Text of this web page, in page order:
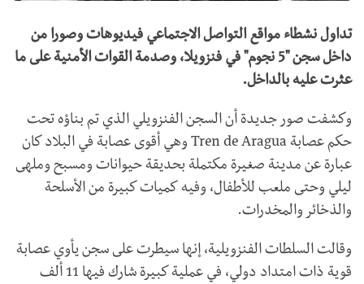
تداول نشطاء مواقع التواصل الاجتماعي فيديوهات وصورا من
داخل سجن "5 نجوم" في فنزويلا، وصدمة القوات الأمنية على ما
عثرت عليه بالداخل.
وكشفت صور جديدة أن السجن الفنزويلي الذي تم بناؤه تحت
حكم عصابة Tren de Aragua وهي
أقوى عصابة في البلاد كان
عبارة عن مدينة صغيرة مكتملة بحديقة حيوانات ومسبح وملهى
ليلي وحتى ملعب للأطفال، وفيه كميات كبيرة من الأسلحة
والذخائر والمخدرات.
وقالت السلطات الفنزويلية، إنها سيطرت على سجن يأوي عصابة
قوية ذات امتداد دولي، في عملية كبيرة شارك فيها 11 ألف